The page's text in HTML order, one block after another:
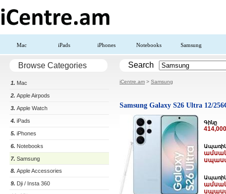
Mac iPads iPhones Notebooks Samsung
Browse Categories
1. Mac
2. Apple Airpods
3. Apple Watch
4. iPads
5. iPhones
6. Notebooks
7. Samsung
8. Apple Accessories
9. Dji / Insta 360
Search
iCentre.am > Samsung
Samsung Galaxy S26 Ultra 12/
Գինը